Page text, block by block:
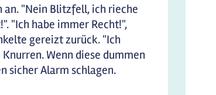
an. "Nein Blitzfell, ich rieche
"Ich habe immer Recht!",
gereizt zurück. "Ich
Wenn diese dummen
sicher Alarm schlagen.